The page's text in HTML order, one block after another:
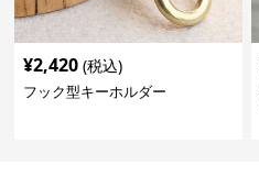
¥2,420 (税込)
フック型キーホルダー